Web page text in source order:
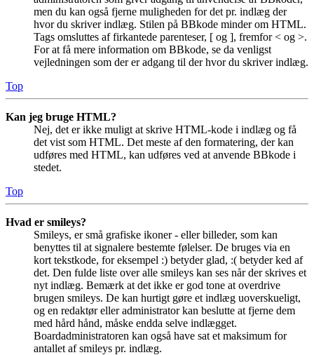
men du kan også fjerne muligheden for det pr. indlæg der
hvor du skriver indlæg. Stilen på BBkode minder om HTML.
Tags omsluttes af firkantede parenteser, [ og ], fremfor < og >.
For at få mere information om BBkode, se da venligst
vejledningen som der er adgang til der hvor du skriver indlæg.
Top
Kan jeg bruge HTML?
Nej, det er ikke muligt at skrive HTML-kode i indlæg og få
det vist som HTML. Det meste af den formatering, der kan
udføres med HTML, kan udføres ved at anvende BBkode i
stedet.
Top
Hvad er smileys?
Smileys, er små grafiske ikoner - eller billeder, som kan
benyttes til at signalere bestemte følelser. De bruges via en
kort tekstkode, for eksempel :) betyder glad, :( betyder ked af
det. Den fulde liste over alle smileys kan ses når der skrives et
nyt indlæg. Bemærk at det ikke er god tone at overdrive
brugen smileys. De kan hurtigt gøre et indlæg uoverskueligt,
og en redaktør eller administrator kan beslutte at fjerne dem
med hård hånd, måske endda selve indlægget.
Boardadministratoren kan også have sat et maksimum for
antallet af smileys pr. indlæg.